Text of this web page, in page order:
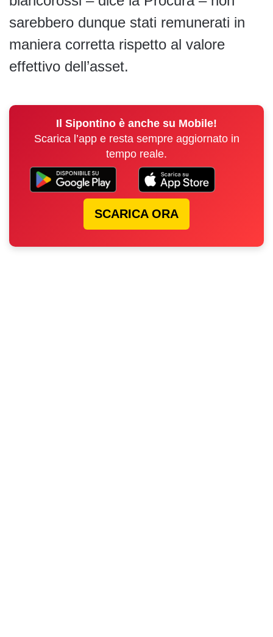
sarebbero dunque stati remunerati in
maniera corretta rispetto al valore
effettivo dell’asset.
Il Sipontino è anche su Mobile!
Scarica l’app e resta sempre aggiornato in
tempo reale.
SCARICA ORA